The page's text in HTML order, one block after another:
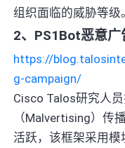
组织面临的威胁等级
2、PS1Bot恶意
https://
g-campaign/
Cisco Talos研究人
（Malvertising）传
活跃，该框架采用